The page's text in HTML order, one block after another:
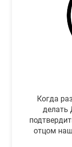
Когда
делать
отцом